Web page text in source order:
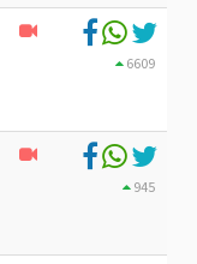
6609
945